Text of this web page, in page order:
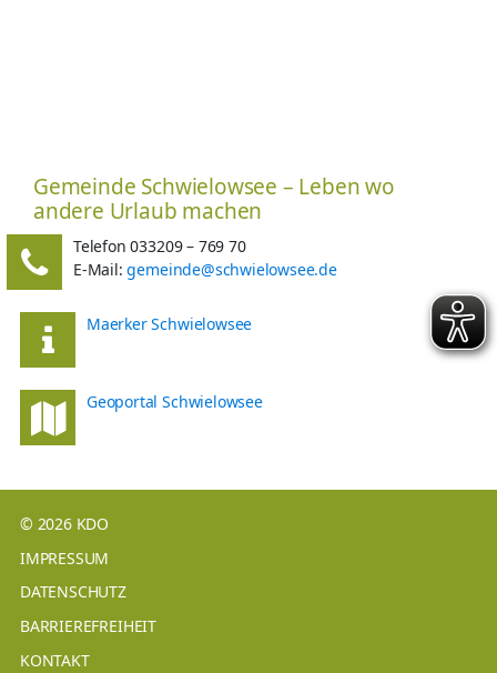
Gemeinde Schwielowsee – Leben wo
andere Urlaub machen
Telefon 033209 – 769 70
E-Mail:gemeinde@schwielowsee.de
Maerker Schwielowsee
Geoportal Schwielowsee
© 2026 KDO
IMPRESSUM
DATENSCHUTZ
BARRIEREFREIHEIT
KONTAKT